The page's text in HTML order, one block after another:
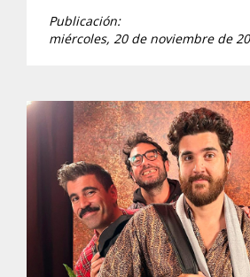
Publicación:
miércoles, 20 de noviembre de